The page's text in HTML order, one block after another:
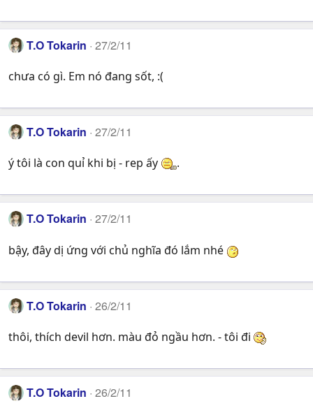
T.O Tokarin 27/2/11
chưa có gì. Em nó đang sốt, :(
T.O Tokarin 27/2/11
ý tôi là con quỉ khi bị - rep ấy .
T.O Tokarin 27/2/11
bậy, đây dị ứng với chủ nghĩa đó lắm nhé
T.O Tokarin 26/2/11
thôi, thích devil hơn. màu đỏ ngầu hơn. - tôi đi
T.O Tokarin 26/2/11